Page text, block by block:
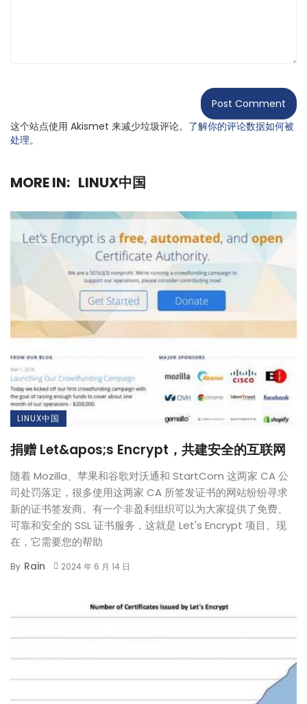
这个站点使用 Akismet 来减少垃圾评论。 了解你的评论数据如何被
处理。
MORE IN: LINUX中国
LINUX中国
捐赠 Let&apos;s Encrypt，共建安全的互联网
随着 Mozilla、苹果和谷歌对沃通和 StartCom 这两家 CA 公
司处罚落定，很多使用这两家 CA 所签发证书的网站纷纷寻求
新的证书签发商。有一个非盈利组织可以为大家提供了免费、
可靠和安全的 SSL 证书服务，这就是 Let's Encrypt 项目。现
在，它需要您的帮助
By Rain 2024 年 6 月 14 日